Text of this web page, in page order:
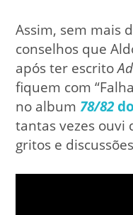
Assim, sem mais
conselhos que
após ter escrito
fiquem com
no album 78/82
tantas vezes ouvi
gritos e